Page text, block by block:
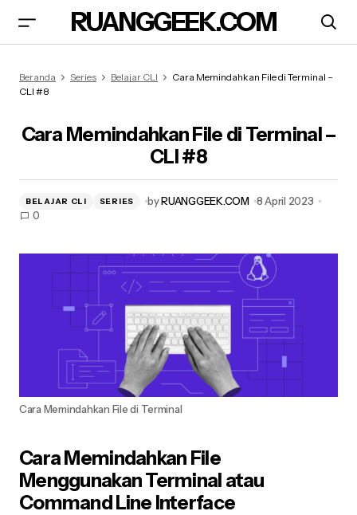
RUANGGEEK.COM
Beranda Series Belajar CLI
Cara Memindahkan File di Terminal –
CLI #8
Cara Memindahkan File di Terminal –
CLI #8
BELAJAR CLI SERIES byRUANGGEEK.COM 8 April 2023
0
Cara Memindahkan File di Terminal
Cara Memindahkan File
Menggunakan Terminal atau
Command Line Interface